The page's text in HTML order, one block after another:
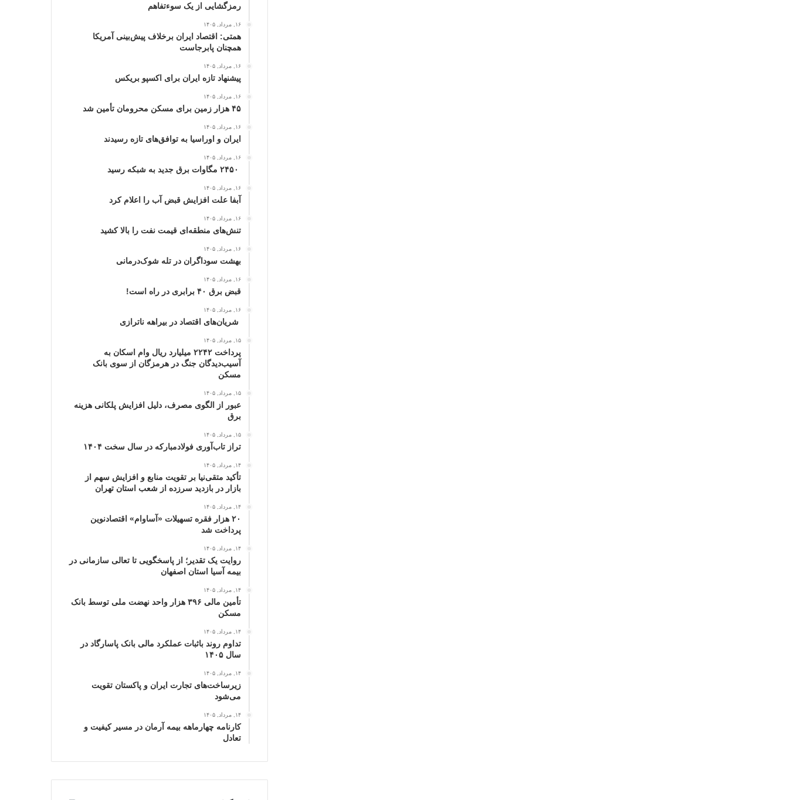
رمزگشایی از یک سوءتفاهم
۱۶, مرداد, ۱۴۰۵
همتی: اقتصاد ایران برخلاف پیش‌بینی آمریکا
همچنان پابرجاست
۱۶, مرداد, ۱۴۰۵
پیشنهاد تازه ایران برای اکسپو بریکس
۱۶, مرداد, ۱۴۰۵
۴۵ هزار زمین برای مسکن محرومان تأمین شد
۱۶, مرداد, ۱۴۰۵
ایران و اوراسیا به توافق‌های تازه رسیدند
۱۶, مرداد, ۱۴۰۵
۱۶, مرداد, ۱۴۰۵
آبفا علت افزایش قبض آب را اعلام کرد
۱۶, مرداد, ۱۴۰۵
تنش‌های منطقه‌ای قیمت نفت را بالا کشید
۱۶, مرداد, ۱۴۰۵
بهشت سوداگران در تله شوک‌درمانی
۱۶, مرداد, ۱۴۰۵
قبض برق ۴۰ برابری در راه است!
۱۶, مرداد, ۱۴۰۵
شریان‌های اقتصاد در بیراهه ناترازی
۱۵, مرداد, ۱۴۰۵
پرداخت ۲۲۴۲ میلیارد ریال وام اسکان به
آسیب‌دیدگان جنگ در هرمزگان از سوی بانک
مسکن
۱۵, مرداد, ۱۴۰۵
عبور از الگوی مصرف، دلیل افزایش پلکانی هزینه
برق
۱۵, مرداد, ۱۴۰۵
تراز تاب‌آوری فولادمبارکه در سال سخت ۱۴۰۴
۱۴, مرداد, ۱۴۰۵
تأکید متقی‌نیا بر تقویت منابع و افزایش سهم از
بازار در بازدید سرزده از شعب استان تهران
۱۴, مرداد, ۱۴۰۵
۲۰ هزار فقره تسهیلات «آساوام» اقتصادنوین
پرداخت شد
۱۴, مرداد, ۱۴۰۵
روایت یک تقدیر؛ از پاسخگویی تا تعالی سازمانی در
بیمه آسیا استان اصفهان
۱۴, مرداد, ۱۴۰۵
تأمین مالی ۳۹۶ هزار واحد نهضت ملی توسط بانک
مسکن
۱۴, مرداد, ۱۴۰۵
تداوم روند باثبات عملکرد مالی بانک پاسارگاد در
سال ۱۴۰۵
۱۴, مرداد, ۱۴۰۵
زیرساخت‌های تجارت ایران و پاکستان تقویت
می‌شود
۱۴, مرداد, ۱۴۰۵
کارنامه چهارماهه بیمه آرمان در مسیر کیفیت و
تعادل